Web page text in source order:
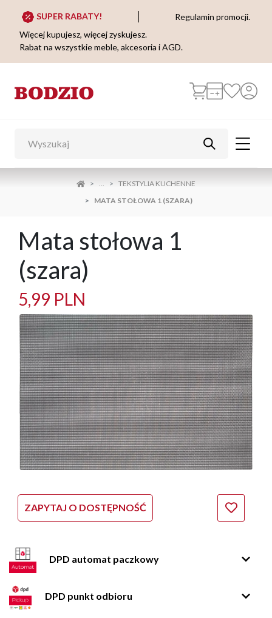
SUPER RABATY!
Regulamin promocji.
Więcej kupujesz, więcej zyskujesz.
Rabat na wszystkie meble, akcesoria i AGD.
...
TEKSTYLIA KUCHENNE
MATA STOŁOWA 1 (SZARA)
Mata stołowa 1
(szara)
5,99 PLN
ZAPYTAJ O DOSTĘPNOŚĆ
DPD automat paczkowy
DPD punkt odbioru